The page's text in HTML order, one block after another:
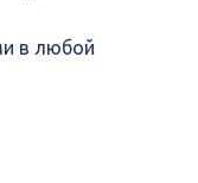
в любой